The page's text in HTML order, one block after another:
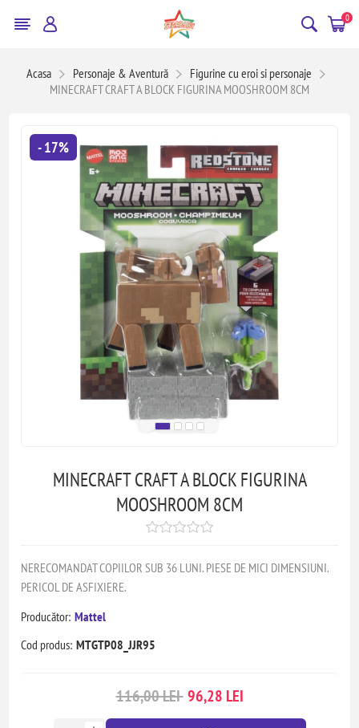
0
Acasa Personaje & Aventură
Figurine cu eroi si personaje
MINECRAFT CRAFT A BLOCK FIGURINA MOOSHROOM 8CM
- 17%
MINECRAFT CRAFT A BLOCK FIGURINA
MOOSHROOM 8CM
NERECOMANDAT COPIILOR SUB 36 LUNI. PIESE DE MICI DIMENSIUNI.
PERICOL DE ASFIXIERE.
Producător: Mattel
Cod produs: MTGTP08_JJR95
116,00 LEI 96,28 LEI